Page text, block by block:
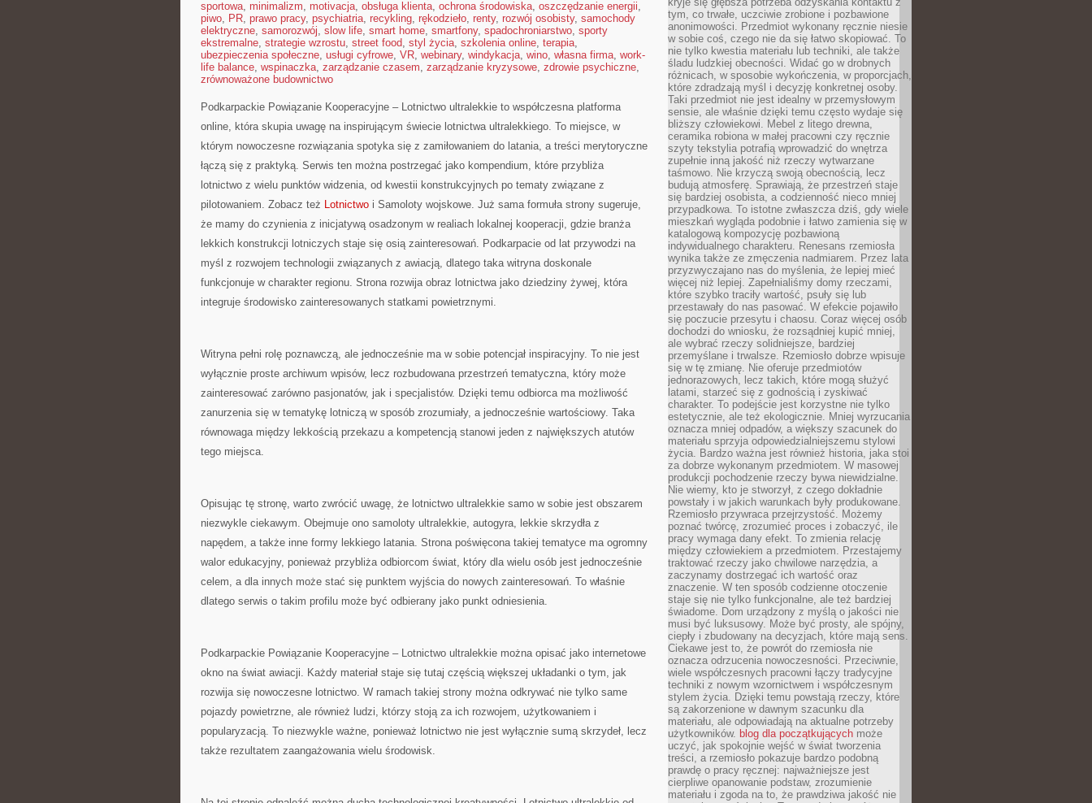
sportowa, minimalizm, motivacja, obsługa klienta, ochrona środowiska, oszczędzanie energii,
piwo, PR, prawo pracy, psychiatria, recykling, rękodzieło, renty, rozwój osobisty, samochody
elektryczne, samorozwój, slow life, smart home, smartfony, spadochroniarstwo, sporty
ekstremalne, strategie wzrostu, street food, styl życia, szkolenia online, terapia,
ubezpieczenia społeczne, usługi cyfrowe, VR, webinary, windykacja, wino, własna firma, work-
life balance, wspinaczka, zarządzanie czasem, zarządzanie kryzysowe, zdrowie psychiczne,
zrównoważone budownictwo
Podkarpackie Powiązanie Kooperacyjne – Lotnictwo ultralekkie to współczesna platforma
online, która skupia uwagę na inspirującym świecie lotnictwa ultralekkiego. To miejsce, w
którym nowoczesne rozwiązania spotyka się z zamiłowaniem do latania, a treści merytoryczne
łączą się z praktyką. Serwis ten można postrzegać jako kompendium, które przybliża
lotnictwo z wielu punktów widzenia, od kwestii konstrukcyjnych po tematy związane z
pilotowaniem. Zobacz też Lotnictwo i Samoloty wojskowe. Już sama formuła strony sugeruje,
że mamy do czynienia z inicjatywą osadzonym w realiach lokalnej kooperacji, gdzie branża
lekkich konstrukcji lotniczych staje się osią zainteresowań. Podkarpacie od lat przywodzi na
myśl z rozwojem technologii związanych z awiacją, dlatego taka witryna doskonale
funkcjonuje w charakter regionu. Strona rozwija obraz lotnictwa jako dziedziny żywej, która
integruje środowisko zainteresowanych statkami powietrznymi.
Witryna pełni rolę poznawczą, ale jednocześnie ma w sobie potencjał inspiracyjny. To nie jest
wyłącznie proste archiwum wpisów, lecz rozbudowana przestrzeń tematyczna, który może
zainteresować zarówno pasjonatów, jak i specjalistów. Dzięki temu odbiorca ma możliwość
zanurzenia się w tematykę lotniczą w sposób zrozumiały, a jednocześnie wartościowy. Taka
równowaga między lekkością przekazu a kompetencją stanowi jeden z największych atutów
tego miejsca.
Opisując tę stronę, warto zwrócić uwagę, że lotnictwo ultralekkie samo w sobie jest obszarem
niezwykle ciekawym. Obejmuje ono samoloty ultralekkie, autogyra, lekkie skrzydła z
napędem, a także inne formy lekkiego latania. Strona poświęcona takiej tematyce ma ogromny
walor edukacyjny, ponieważ przybliża odbiorcom świat, który dla wielu osób jest jednocześnie
celem, a dla innych może stać się punktem wyjścia do nowych zainteresowań. To właśnie
dlatego serwis o takim profilu może być odbierany jako punkt odniesienia.
Podkarpackie Powiązanie Kooperacyjne – Lotnictwo ultralekkie można opisać jako internetowe
okno na świat awiacji. Każdy materiał staje się tutaj częścią większej układanki o tym, jak
rozwija się nowoczesne lotnictwo. W ramach takiej strony można odkrywać nie tylko same
pojazdy powietrzne, ale również ludzi, którzy stoją za ich rozwojem, użytkowaniem i
popularyzacją. To niezwykle ważne, ponieważ lotnictwo nie jest wyłącznie sumą skrzydeł, lecz
także rezultatem zaangażowania wielu środowisk.
tym, co trwałe, uczciwie zrobione i pozbawione
anonimowości. Przedmiot wykonany ręcznie niesie
w sobie coś, czego nie da się łatwo skopiować. To
nie tylko kwestia materiału lub techniki, ale także
śladu ludzkiej obecności. Widać go w drobnych
różnicach, w sposobie wykończenia, w proporcjach,
które zdradzają myśl i decyzję konkretnej osoby.
Taki przedmiot nie jest idealny w przemysłowym
sensie, ale właśnie dzięki temu często wydaje się
bliższy człowiekowi. Mebel z litego drewna,
ceramika robiona w małej pracowni czy ręcznie
szyty tekstylia potrafią wprowadzić do wnętrza
zupełnie inną jakość niż rzeczy wytwarzane
taśmowo. Nie krzyczą swoją obecnością, lecz
budują atmosferę. Sprawiają, że przestrzeń staje
się bardziej osobista, a codzienność nieco mniej
przypadkowa. To istotne zwłaszcza dziś, gdy wiele
mieszkań wygląda podobnie i łatwo zamienia się w
katalogową kompozycję pozbawioną
indywidualnego charakteru. Renesans rzemiosła
wynika także ze zmęczenia nadmiarem. Przez lata
przyzwyczajano nas do myślenia, że lepiej mieć
więcej niż lepiej. Zapełnialiśmy domy rzeczami,
które szybko traciły wartość, psuły się lub
przestawały do nas pasować. W efekcie pojawiło
się poczucie przesytu i chaosu. Coraz więcej osób
dochodzi do wniosku, że rozsądniej kupić mniej,
ale wybrać rzeczy solidniejsze, bardziej
przemyślane i trwalsze. Rzemiosło dobrze wpisuje
się w tę zmianę. Nie oferuje przedmiotów
jednorazowych, lecz takich, które mogą służyć
latami, starzeć się z godnością i zyskiwać
charakter. To podejście jest korzystne nie tylko
estetycznie, ale też ekologicznie. Mniej wyrzucania
oznacza mniej odpadów, a większy szacunek do
materiału sprzyja odpowiedzialniejszemu stylowi
życia. Bardzo ważna jest również historia, jaka stoi
za dobrze wykonanym przedmiotem. W masowej
produkcji pochodzenie rzeczy bywa niewidzialne.
Nie wiemy, kto je stworzył, z czego dokładnie
powstały i w jakich warunkach były produkowane.
Rzemiosło przywraca przejrzystość. Możemy
poznać twórcę, zrozumieć proces i zobaczyć, ile
pracy wymaga dany efekt. To zmienia relację
między człowiekiem a przedmiotem. Przestajemy
traktować rzeczy jako chwilowe narzędzia, a
zaczynamy dostrzegać ich wartość oraz
znaczenie. W ten sposób codzienne otoczenie
staje się nie tylko funkcjonalne, ale też bardziej
świadome. Dom urządzony z myślą o jakości nie
musi być luksusowy. Może być prosty, ale spójny,
ciepły i zbudowany na decyzjach, które mają sens.
Ciekawe jest to, że powrót do rzemiosła nie
oznacza odrzucenia nowoczesności. Przeciwnie,
wiele współczesnych pracowni łączy tradycyjne
techniki z nowym wzornictwem i współczesnym
stylem życia. Dzięki temu powstają rzeczy, które
są zakorzenione w dawnym szacunku dla
materiału, ale odpowiadają na aktualne potrzeby
użytkowników. blog dla początkujących może
uczyć, jak spokojnie wejść w świat tworzenia
treści, a rzemiosło pokazuje bardzo podobną
prawdę o pracy ręcznej: najważniejsze jest
cierpliwe opanowanie podstaw, zrozumienie
materiału i zgoda na to, że prawdziwa jakość nie